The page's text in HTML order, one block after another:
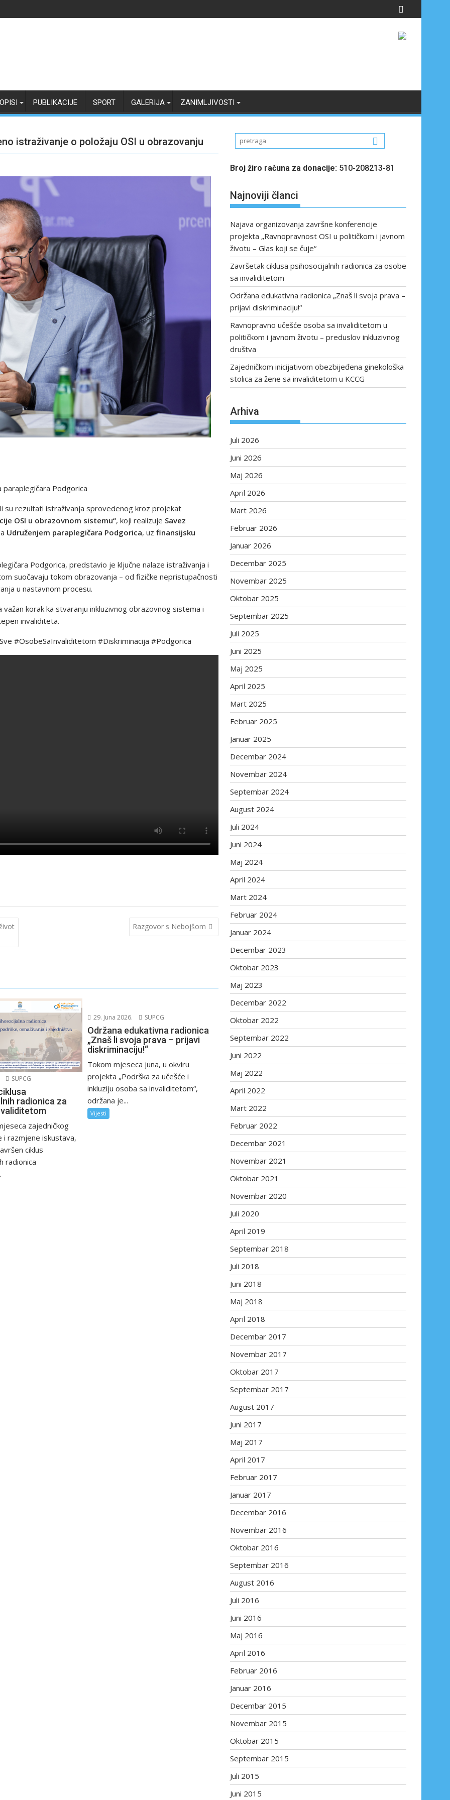
PUBLIKACIJE SPORT GALERIJA ZANIMLJIVOSTI
istraživanje o položaju OSI u obrazovanju
paraplegičara Podgorica
su rezultati istraživanja sprovedenog kroz projekat
OSI u obrazovnom sistemu“, koji realizuje Savez
Udruženjem paraplegičara Podgorica, uz finansijsku
Podgorica, predstavio je ključne nalaze istraživanja i
suočavaju tokom obrazovanja – od fizičke nepristupačnosti
u nastavnom procesu.
korak ka stvaranju inkluzivnog obrazovnog sistema i
invaliditeta.
#OsobeSaInvaliditetom #Diskriminacija #Podgorica
Razgovor s Nebojšom
SUPCG
radionica za
zajedničkog
i razmjene iskustava,
ciklus
radionica
29. Juna 2026. SUPCG
Održana edukativna radionica
„Znaš li svoja prava – prijavi
diskriminaciju!“
Tokom mjeseca juna, u okviru
projekta „Podrška za učešće i
inkluziju osoba sa invaliditetom“,
održana je...
Vijesti
Broj žiro računa za donacije: 510-208213-81
Najnoviji članci
Najava organizovanja završne konferencije
projekta „Ravnopravnost OSI u političkom i javnom
životu – Glas koji se čuje“
Završetak ciklusa psihosocijalnih radionica za osobe
sa invaliditetom
Održana edukativna radionica „Znaš li svoja prava –
prijavi diskriminaciju!“
Ravnopravno učešće osoba sa invaliditetom u
političkom i javnom životu – preduslov inkluzivnog
društva
Zajedničkom inicijativom obezbijeđena ginekološka
stolica za žene sa invaliditetom u KCCG
Arhiva
Juli 2026
Juni 2026
Maj 2026
April 2026
Mart 2026
Februar 2026
Januar 2026
Decembar 2025
Novembar 2025
Oktobar 2025
Septembar 2025
Juli 2025
Juni 2025
Maj 2025
April 2025
Mart 2025
Februar 2025
Januar 2025
Decembar 2024
Novembar 2024
Septembar 2024
August 2024
Juli 2024
Juni 2024
Maj 2024
April 2024
Mart 2024
Februar 2024
Januar 2024
Decembar 2023
Oktobar 2023
Maj 2023
Decembar 2022
Oktobar 2022
Septembar 2022
Juni 2022
Maj 2022
April 2022
Mart 2022
Februar 2022
Decembar 2021
Novembar 2021
Oktobar 2021
Novembar 2020
Juli 2020
April 2019
Septembar 2018
Juli 2018
Juni 2018
Maj 2018
April 2018
Decembar 2017
Novembar 2017
Oktobar 2017
Septembar 2017
August 2017
Juni 2017
Maj 2017
April 2017
Februar 2017
Januar 2017
Decembar 2016
Novembar 2016
Oktobar 2016
Septembar 2016
August 2016
Juli 2016
Juni 2016
Maj 2016
April 2016
Februar 2016
Januar 2016
Decembar 2015
Novembar 2015
Oktobar 2015
Septembar 2015
Juli 2015
Juni 2015